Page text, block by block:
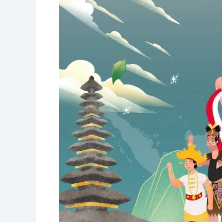
Pemuda:
Membangun
Generasi
Indonesia
yang
Lebih
Baik